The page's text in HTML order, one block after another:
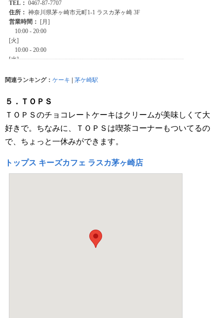
関連ランキング： ケーキ 茅ケ崎駅
５．ＴＯＰＳ
ＴＯＰＳのチョコレートケーキはクリームが美味しくて大
好きで。ちなみに、ＴＯＰＳは喫茶コーナーもついてるの
で、ちょっと一休みができます。
トップス キーズカフェ ラスカ茅ヶ崎店